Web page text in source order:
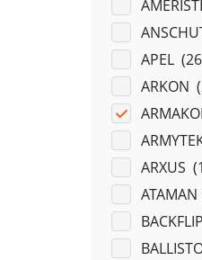
APEL (26
ARKON (
ARXUS (1